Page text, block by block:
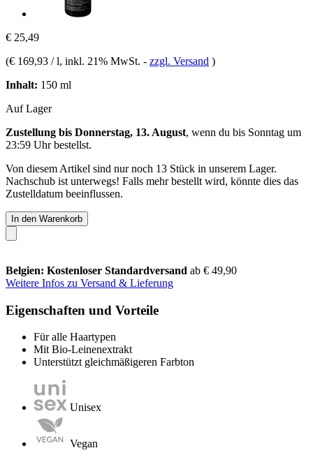
€ 25,49
(€ 169,93 / l, inkl. 21% MwSt. - zzgl. Versand )
Inhalt: 150 ml
Auf Lager
Zustellung bis Donnerstag, 13. August, wenn du bis Sonntag um
23:59 Uhrbestellst.
Von diesem Artikel sind nur noch 13 Stück in unserem Lager.
Nachschub ist unterwegs! Falls mehr bestellt wird, könnte dies das
Zustelldatum beeinflussen.
In den Warenkorb
Belgien: Kostenloser Standardversand ab € 49,90
Weitere Infos zu Versand & Lieferung
Eigenschaften und Vorteile
Für alle Haartypen
Mit Bio-Leinenextrakt
Unterstützt gleichmäßigeren Farbton
Unisex
Vegan